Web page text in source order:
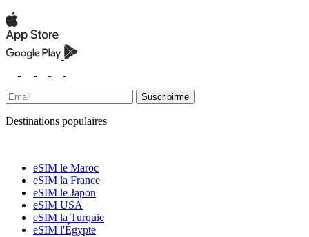
Suscribirme
Destinations populaires
eSIM le Maroc
eSIM la France
eSIM le Japon
eSIM USA
eSIM la Turquie
eSIM l'Égypte